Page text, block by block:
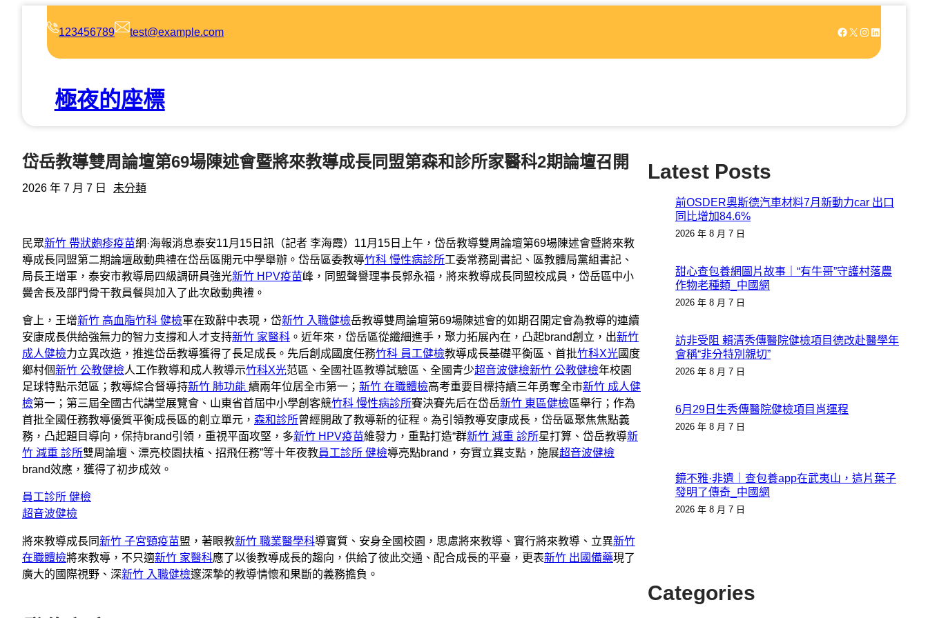
123456789 test@example.com Facebook X Instagram LinkedIn
極夜的座標
岱岳教導雙周論壇第69場陳述會暨將來教導成長同盟第森和診所家醫科2期論壇召開
2026 年 7 月 7 日 未分類
民眾新竹 帶狀皰疹疫苗網·海報消息泰安11月15日訊（記者 李海霞）11月15日上午，岱岳教導雙周論壇第69場陳述會暨將來教
導成長同盟第二期論壇啟動典禮在岱岳區開元中學舉辦。岱岳區委教導竹科 慢性病診所工委常務副書記、區教體局黨組書記、
局長王增軍，泰安市教導局四級調研員強光新竹 HPV疫苗峰，同盟聲譽理事長郭永福，將來教導成長同盟校成員，岱岳區中小
黌舍長及部門骨干教員餐與加入了此次啟動典禮。
會上，王增新竹 高血脂竹科 健檢軍在致辭中表現，岱新竹 入職健檢岳教導雙周論壇第69場陳述會的如期召開定會為教導的連續
安康成長供給強無力的智力支撐和人才支持新竹 家醫科 。近年來，岱岳區從纖細進手，聚力拓展內在，凸起brand創立，出新竹
成人健檢力立異改造，推進岱岳教導獲得了長足成長。先后創成國度任務竹科 員工健檢教導成長基礎平衡區、首批竹科X光國度
鄉村個新竹 公教健檢人工作教導和成人教導示竹科X光范區、全國社區教導試驗區、全國青少超音波健檢新竹 公教健檢年校園
足球特點示范區；教導綜合督導持新竹 肺功能 續兩年位居全市第一； 新竹 在職體檢高考重要目標持續三年勇奪全市新竹 成人健
檢第一；第三屆全國古代講堂展覽會、山東省首屆中小學創客競竹科 慢性病診所賽決賽先后在岱岳新竹 東區健檢區舉行；作為
首批全國任務教導優質平衡成長區的創立單元， 森和診所曾經開啟了教導新的征程。為引領教導安康成長，岱岳區聚焦焦點義
務，凸起題目導向，保持brand引領，重視平面攻堅，多新竹 HPV疫苗維發力，重點打造“群新竹 減重 診所星打算、岱岳教導新
竹 減重 診所雙周論壇、漂亮校園扶植、招飛任務”等十年夜教員工診所 健檢導亮點brand，夯實立異支點，施展超音波健檢
brand效應，獲得了初步成效。
員工診所 健檢
超音波健檢
將來教導成長同新竹 子宮頸疫苗盟，著眼教新竹 職業醫學科導實質、安身全國校園，思慮將來教導、實行將來教導、立異新竹
在職體檢將來教導，不只適新竹 家醫科應了以後教導成長的趨向，供給了彼此交通、配合成長的平臺，更表新竹 出國備藥現了
廣大的國際視野、深新竹 入職健檢邃深摯的教導情懷和果斷的義務擔負。
Latest Posts
前OSDER奧斯德汽車材料7月新動力car 出口
同比增加84.6%
2026 年 8 月 7 日
甜心查包養網圖片故事｜“有牛哥”守護村落農
作物老種類_中國網
2026 年 8 月 7 日
訪非受阻 賴清秀傳醫院健檢項目德改赴醫學年
會稱“非分特別親切”
2026 年 8 月 7 日
6月29日生秀傳醫院健檢項目肖運程
2026 年 8 月 7 日
鏡不雅·非遺｜查包養app在武夷山，這片葉子
發明了傳奇_中國網
2026 年 8 月 7 日
Categories